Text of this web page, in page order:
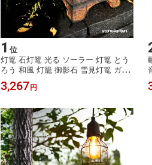
1 位
灯篭 石灯篭 光る ソーラー 灯篭 とう
ろう 和風 灯籠 御影石 雪見灯篭 ガー
デンライト 防水 禅 庭 門灯 外灯 庭園
灯 造園 充電式
3,267 円